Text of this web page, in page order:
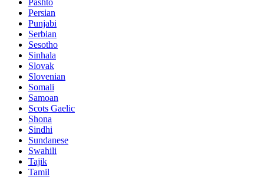
Persian
Punjabi
Serbian
Sesotho
Sinhala
Slovak
Slovenian
Somali
Samoan
Scots Gaelic
Shona
Sindhi
Sundanese
Swahili
Tajik
Tamil